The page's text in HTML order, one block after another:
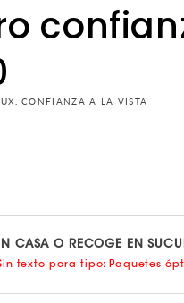
CONFIANZA A LA VISTA
CASA O RECOGE EN
Sin texto para tipo: Paquetes